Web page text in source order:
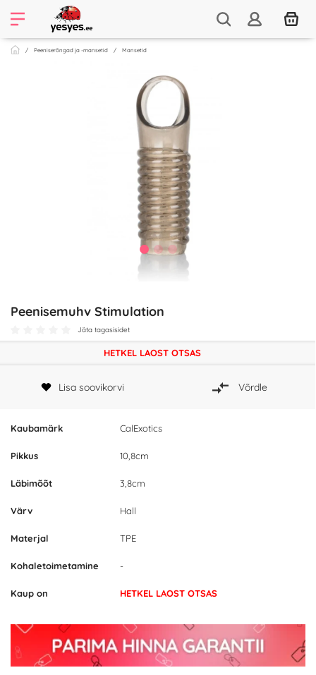
Peeniserõngad ja -mansetid Mansetid
Peenisemuhv Stimulation
Jäta tagasisidet
Kaubamärk CalExotics
Pikkus 10,8cm
Läbimõõt 3,8cm
Värv Hall
Materjal TPE
Kohaletoimetamine -
Kaup on HETKEL LAOST OTSAS
HETKEL LAOST OTSAS
Lisa soovikorvi Võrdle